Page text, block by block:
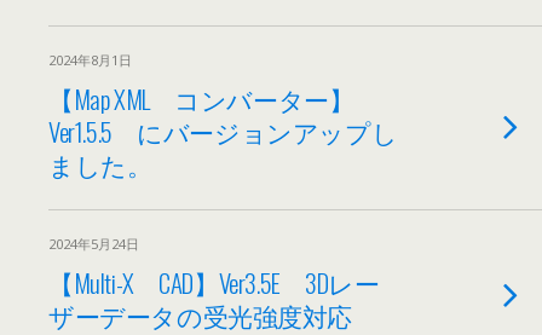
2024年8月1日
【Map XML コンバーター】
Ver1.5.5 にバージョンアップし
ました。
2024年5月24日
【Multi-X CAD】Ver3.5E 3Dレー
ザーデータの受光強度対応